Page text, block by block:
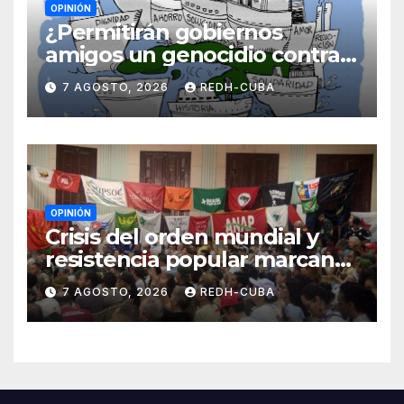
OPINIÓN
¿Permitirán gobiernos
amigos un genocidio contra
Cuba? Por Hedelberto López
Blanch
7 AGOSTO, 2026 REDH-CUBA
OPINIÓN
Crisis del orden mundial y
resistencia popular marcan
el inicio de la IV Asamblea
Continental de ALBA
Movimientos en Cuba
7 AGOSTO, 2026 REDH-CUBA